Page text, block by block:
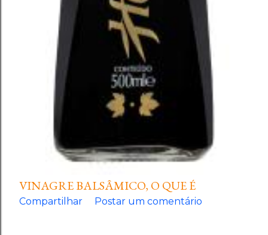
VINAGRE BALSÂMICO, O QUE É
Compartilhar Postar um comentário